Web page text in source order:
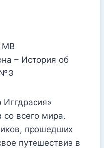
– История об
№3
Иггдрасия»
со всего мира.
прошедших
путешествие в